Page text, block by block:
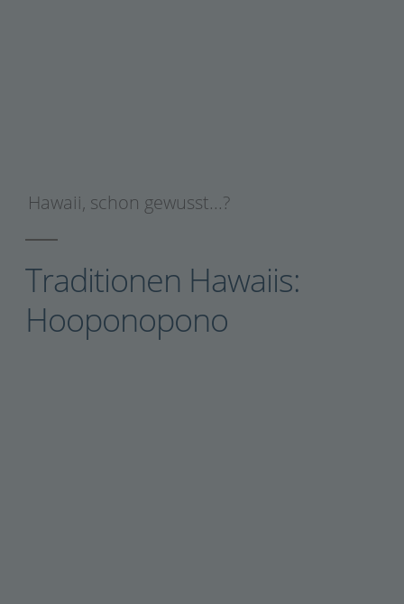
Hawaii, schon gewusst...?
Traditionen Hawaiis:
Hooponopono